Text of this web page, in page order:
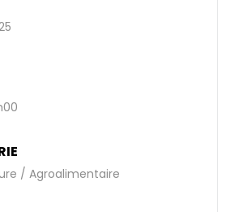
/ Agroalimentaire